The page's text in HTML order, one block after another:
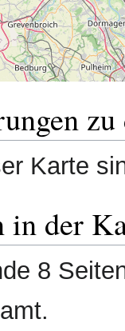
Karte
in der
8